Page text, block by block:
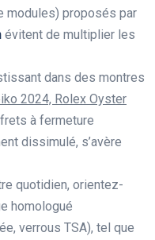
modules) proposés par
évitent de multiplier les
dans des montres
2024, Rolex Oyster
à fermeture
dissimulé, s’avère
quotidien, orientez-
homologué
verrous TSA), tel que